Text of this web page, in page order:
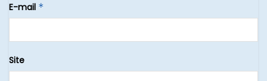
E-mail *
Site